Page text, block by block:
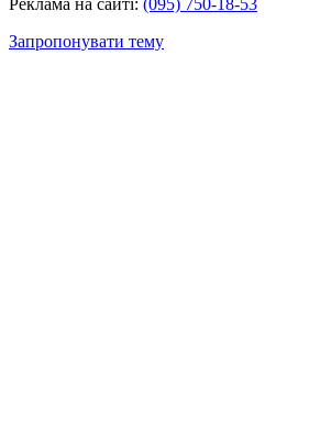
Запропонувати тему